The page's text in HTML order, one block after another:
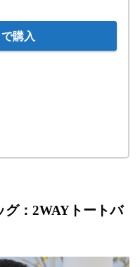
購入
グ：2WAYトートバ